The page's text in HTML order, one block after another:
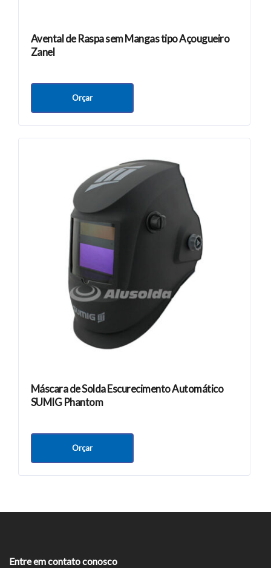
Avental de Raspa sem Mangas tipo Açougueiro
Zanel
Orçar
Máscara de Solda Escurecimento Automático
SUMIG Phantom
Orçar
Entre em contato conosco